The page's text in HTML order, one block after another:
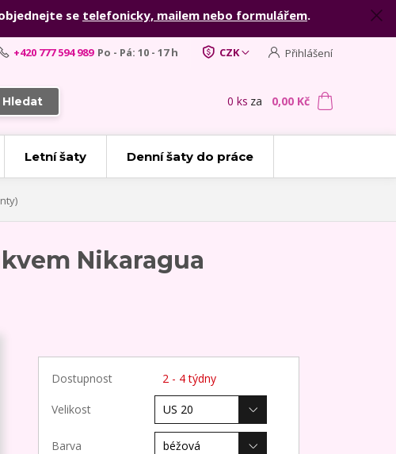
se telefonicky, mailem nebo formulářem.
CZK Přihlášení
Hledat
+420 777 594 989 Po - Pá: 10 - 17 h
0 ks za 0,00 Kč
Letní šaty Denní šaty do práce
Nikaragua
Dostupnost 2 - 4 týdny
Velikost
Barva